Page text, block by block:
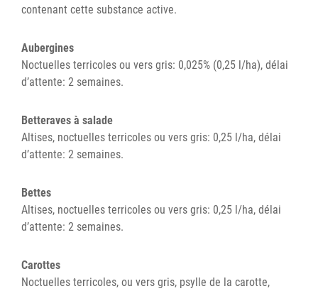
contenant cette substance active.
Aubergines
Noctuelles terricoles ou vers gris: 0,025% (0,25 l/ha), délai
d’attente: 2 semaines.
Betteraves à salade
Altises, noctuelles terricoles ou vers gris: 0,25 l/ha, délai
d’attente: 2 semaines.
Bettes
Altises, noctuelles terricoles ou vers gris: 0,25 l/ha, délai
d’attente: 2 semaines.
Carottes
Noctuelles terricoles, ou vers gris, psylle de la carotte,